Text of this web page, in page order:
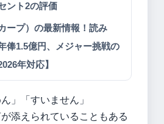
ント2の評価
ープ）の最新情報！読み
俸1.5億円、メジャー挑戦の
年対応】
」「すいません」
添えられていることもある